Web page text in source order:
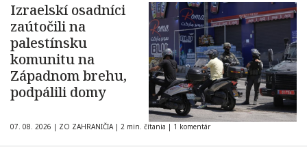
Izraelskí osadníci
zaútočili na
palestínsku
komunitu na
Západnom brehu,
podpálili domy
07. 08. 2026 | ZO ZAHRANIČIA | 2 min. čítania | 1 komentár